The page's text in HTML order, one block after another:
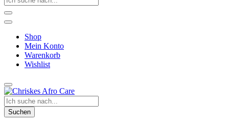
Shop
Mein Konto
Warenkorb
Wishlist
Suchen